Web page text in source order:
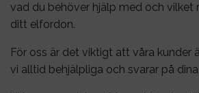
vad du behöver hjälp med och vilket
ditt elfordon.
För oss är det viktigt att våra kunder
vi alltid behjälpliga och svarar på